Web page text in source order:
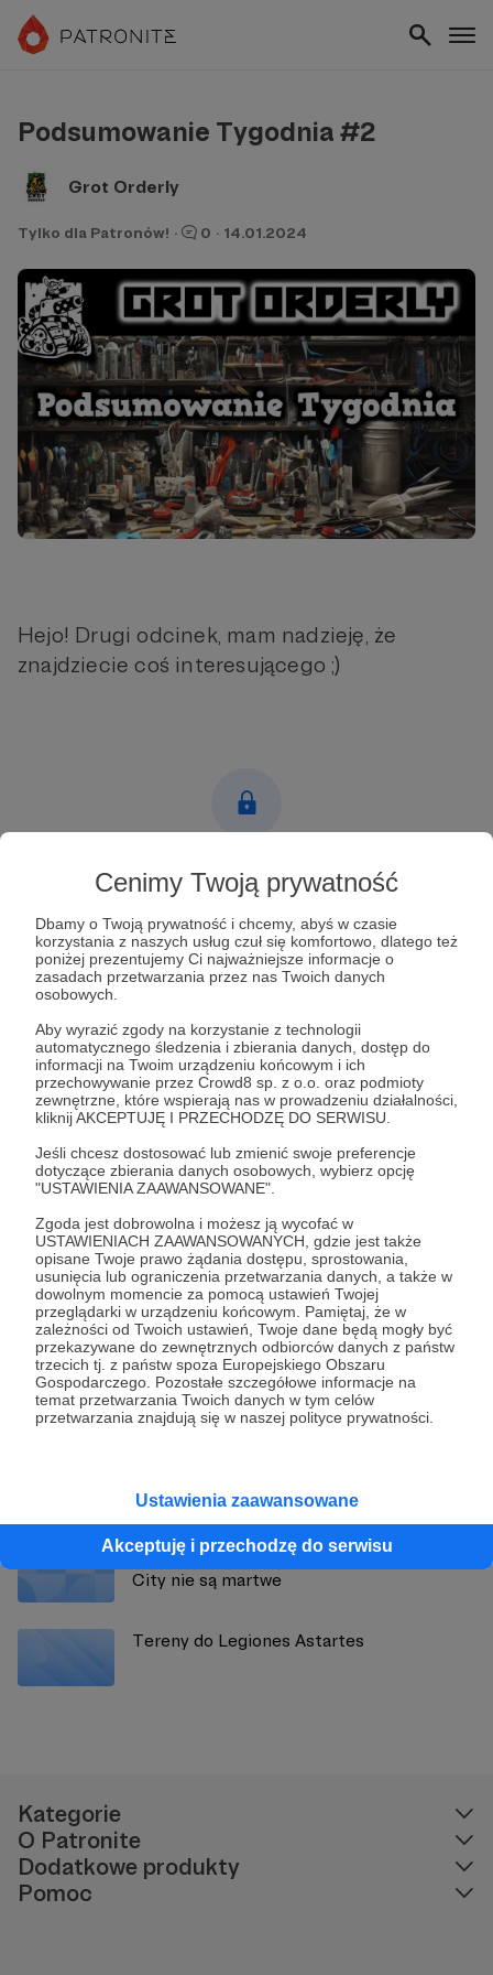
Cenimy Twoją prywatność
Dbamy o Twoją prywatność i chcemy, abyś w czasie
korzystania z naszych usług czuł się komfortowo, dlatego też
poniżej prezentujemy Ci najważniejsze informacje o
zasadach przetwarzania przez nas Twoich danych
osobowych.
Aby wyrazić zgody na korzystanie z technologii
automatycznego śledzenia i zbierania danych, dostęp do
informacji na Twoim urządzeniu końcowym i ich
przechowywanie przez Crowd8 sp. z o.o. oraz podmioty
zewnętrzne, które wspierają nas w prowadzeniu działalności,
kliknij AKCEPTUJĘ I PRZECHODZĘ DO SERWISU.
Jeśli chcesz dostosować lub zmienić swoje preferencje
dotyczące zbierania danych osobowych, wybierz opcję
"USTAWIENIA ZAAWANSOWANE".
Zgoda jest dobrowolna i możesz ją wycofać w
USTAWIENIACH ZAAWANSOWANYCH, gdzie jest także
opisane Twoje prawo żądania dostępu, sprostowania,
usunięcia lub ograniczenia przetwarzania danych, a także w
dowolnym momencie za pomocą ustawień Twojej
przeglądarki w urządzeniu końcowym. Pamiętaj, że w
zależności od Twoich ustawień, Twoje dane będą mogły być
przekazywane do zewnętrznych odbiorców danych z państw
trzecich tj. z państw spoza Europejskiego Obszaru
Gospodarczego. Pozostałe szczegółowe informacje na
temat przetwarzania Twoich danych w tym celów
przetwarzania znajdują się w naszej polityce prywatności.
Ustawienia zaawansowane
Akceptuję i przechodzę do serwisu
Podsumowanie Tygodnia #2
Grot Orderly
Tylko dla Patronów! · 0 · 14.01.2024
Hejo! Drugi odcinek, mam nadzieję, że
znajdziecie coś interesującego ;)
Post dostępny tylko dla Patronów
Zostań Patronem
Zaloguj się
Udostępnij
Grot Orderly
Zobacz profil autora
Zobacz również
White Dwarf 496 - Combat Patrol i Cursed
City nie są martwe
Tereny do Legiones Astartes
Kategorie
O Patronite
Dodatkowe produkty
Pomoc